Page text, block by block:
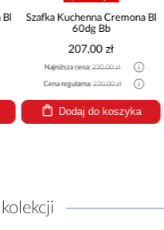
Cremona Bl
cena: 230,00 zł
230,00 zł
do koszyka
Szafka
Najniższa
Cena